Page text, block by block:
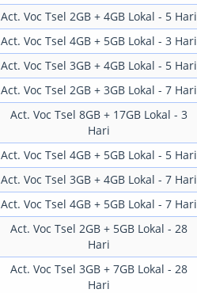
Act. Voc Tsel 2GB + 4GB Lokal - 5 Hari
Act. Voc Tsel 4GB + 5GB Lokal - 3 Hari
Act. Voc Tsel 3GB + 4GB Lokal - 5 Hari
Act. Voc Tsel 2GB + 3GB Lokal - 7 Hari
Act. Voc Tsel 8GB + 17GB Lokal - 3
Hari
Act. Voc Tsel 4GB + 5GB Lokal - 5 Hari
Act. Voc Tsel 3GB + 4GB Lokal - 7 Hari
Act. Voc Tsel 4GB + 5GB Lokal - 7 Hari
Act. Voc Tsel 2GB + 5GB Lokal - 28
Hari
Act. Voc Tsel 3GB + 7GB Lokal - 28
Hari